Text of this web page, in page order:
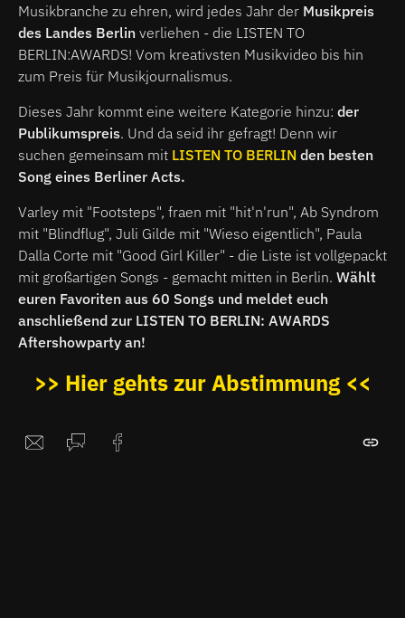
Musikbranche zu ehren, wird jedes Jahr der Musikpreis
des Landes Berlin verliehen - die LISTEN TO
BERLIN:AWARDS! Vom kreativsten Musikvideo bis hin
zum Preis für Musikjournalismus.
Dieses Jahr kommt eine weitere Kategorie hinzu: der
Publikumspreis. Und da seid ihr gefragt! Denn wir
suchen gemeinsam mit LISTEN TO BERLIN den besten
Song eines Berliner Acts.
Varley mit "Footsteps", fraen mit "hit'n'run", Ab Syndrom
mit "Blindflug", Juli Gilde mit "Wieso eigentlich", Paula
Dalla Corte mit "Good Girl Killer" - die Liste ist vollgepackt
mit großartigen Songs - gemacht mitten in Berlin. Wählt
euren Favoriten aus 60 Songs und meldet euch
anschließend zur LISTEN TO BERLIN: AWARDS
Aftershowparty an!
>> Hier gehts zur Abstimmung <<